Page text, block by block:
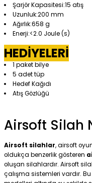
Şarjör Kapasitesi:15 atış
Uzunluk:200 mm
Ağırlık:658 g
Enerji:<2.0 Joule (s)
HEDİYELERİ
1 paket bilye
5 adet tüp
Hedef Kağıdı
Atış Gözlüğü
Airsoft Silah
Airsoft silahlar, airsoft
oldukça benzerlik gösteren
oluşan silahlardır. Airsoft
çalışma sistemleri vardır.